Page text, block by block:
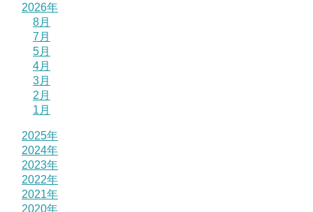
2026年
8月
7月
5月
4月
3月
2月
1月
2025年
2024年
2023年
2022年
2021年
2020年